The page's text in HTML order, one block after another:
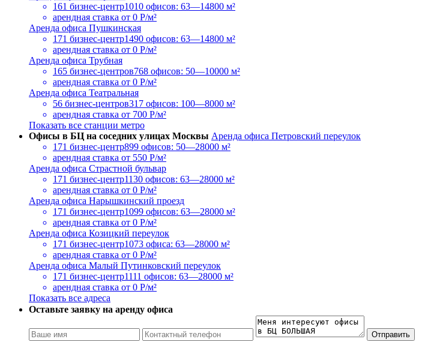
161 бизнес-центр1010 офисов: 63—14800 м²
арендная ставка от 0 Р/м²
Аренда офиса Пушкинская
171 бизнес-центр1490 офисов: 63—14800 м²
арендная ставка от 0 Р/м²
Аренда офиса Трубная
165 бизнес-центров768 офисов: 50—10000 м²
арендная ставка от 0 Р/м²
Аренда офиса Театральная
56 бизнес-центров317 офисов: 100—8000 м²
арендная ставка от 700 Р/м²
Показать все станции метро
Офисы в БЦ на соседних улицах Москвы Аренда офиса Петровский переулок
171 бизнес-центр899 офисов: 50—28000 м²
арендная ставка от 550 Р/м²
Аренда офиса Страстной бульвар
171 бизнес-центр1130 офисов: 63—28000 м²
арендная ставка от 0 Р/м²
Аренда офиса Нарышкинский проезд
171 бизнес-центр1099 офисов: 63—28000 м²
арендная ставка от 0 Р/м²
Аренда офиса Козицкий переулок
171 бизнес-центр1073 офиса: 63—28000 м²
арендная ставка от 0 Р/м²
Аренда офиса Малый Путинковский переулок
171 бизнес-центр1111 офисов: 63—28000 м²
арендная ставка от 0 Р/м²
Показать все адреса
Оставьте заявку на аренду офиса